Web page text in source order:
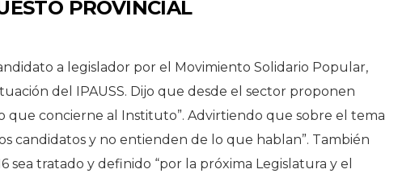
PROVINCIAL
a legislador por el Movimiento Solidario Popular,
del IPAUSS. Dijo que desde el sector proponen
que concierne al Instituto”. Advirtiendo que sobre el tema
candidatos y no entienden de lo que hablan”. También
sea tratado y definido “por la próxima Legislatura y el